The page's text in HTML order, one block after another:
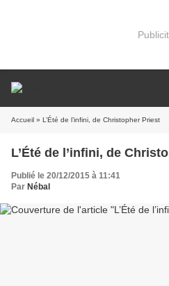
Accueil » L’Été de l’infini, de Christopher Priest
L’Été de l’infini, de
Publié le 20/12/2015 à 11:41
Par Nébal